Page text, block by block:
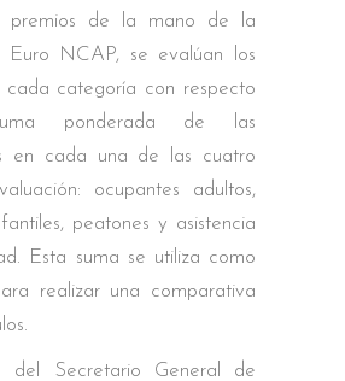
premios de la mano de la
Euro NCAP, se evalúan los
cada categoría con respecto
ponderada de las
en cada una de las cuatro
ocupantes adultos,
peatones y asistencia
Esta suma se utiliza como
realizar una comparativa
del Secretario General de